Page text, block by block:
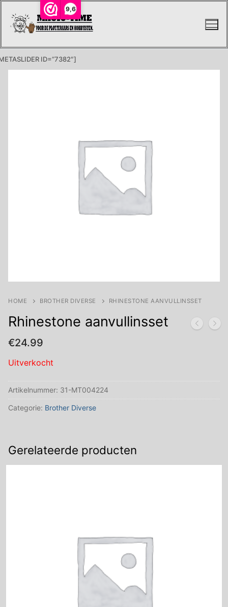
9,6
naar
ID=”7382″]
HOME BROTHER DIVERSE RHINESTONE AANVULLINSSET
Rhinestone aanvullinsset
€24.99
Uitverkocht
Artikelnummer: 31-MT004224
Categorie: Brother Diverse
Gerelateerde producten